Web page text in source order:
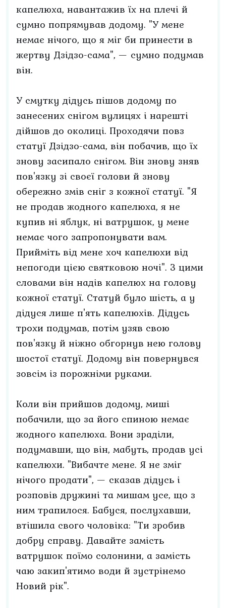
капелюха, навантажив їх на плечі й
сумно попрямував додому. "У мене
немає нічого, що я міг би принести в
жертву Дзідзо-сама", — сумно подумав
він.
У смутку дідусь пішов додому по
занесених снігом вулицях і нарешті
дійшов до околиці. Проходячи повз
статуї Дзідзо-сама, він побачив, що їх
знову засипало снігом. Він знову зняв
пов'язку зі своєї голови й знову
обережно змів сніг з кожної статуї. "Я
не продав жодного капелюха, я не
купив ні яблук, ні ватрушок, у мене
немає чого запропонувати вам.
Прийміть від мене хоч капелюхи від
непогоди цією святковою ночі". З цими
словами він надів капелюх на голову
кожної статуї. Статуй було шість, а у
дідуся лише п'ять капелюхів. Дідусь
трохи подумав, потім узяв свою
пов'язку й ніжно обгорнув нею голову
шостої статуї. Додому він повернувся
зовсім із порожніми руками.
Коли він прийшов додому, миші
побачили, що за його спиною немає
жодного капелюха. Вони зраділи,
подумавши, що він, мабуть, продав усі
капелюхи. "Вибачте мене. Я не зміг
нічого продати", — сказав дідусь і
розповів дружині та мишам усе, що з
ним трапилося. Бабуся, послухавши,
втішила свого чоловіка: "Ти зробив
добру справу. Давайте замість
ватрушок поїмо солонини, а замість
чаю закип'ятимо води й зустрінемо
Новий рік".